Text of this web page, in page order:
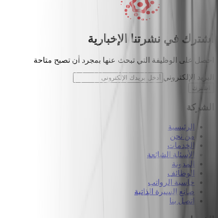
اشترك في نشرتنا الإخبارية
احصل على الوظيفة التي تبحث عنها بمجرد أن تصبح متاحة
البريد الإلكتروني
اشترك
الشركة
الرئيسية
من نحن
الخدمات
الأسئلة الشائعة
المدونة
الوظائف
حاسبة الرواتب
صانع السيرة الذاتية
اتصل بنا